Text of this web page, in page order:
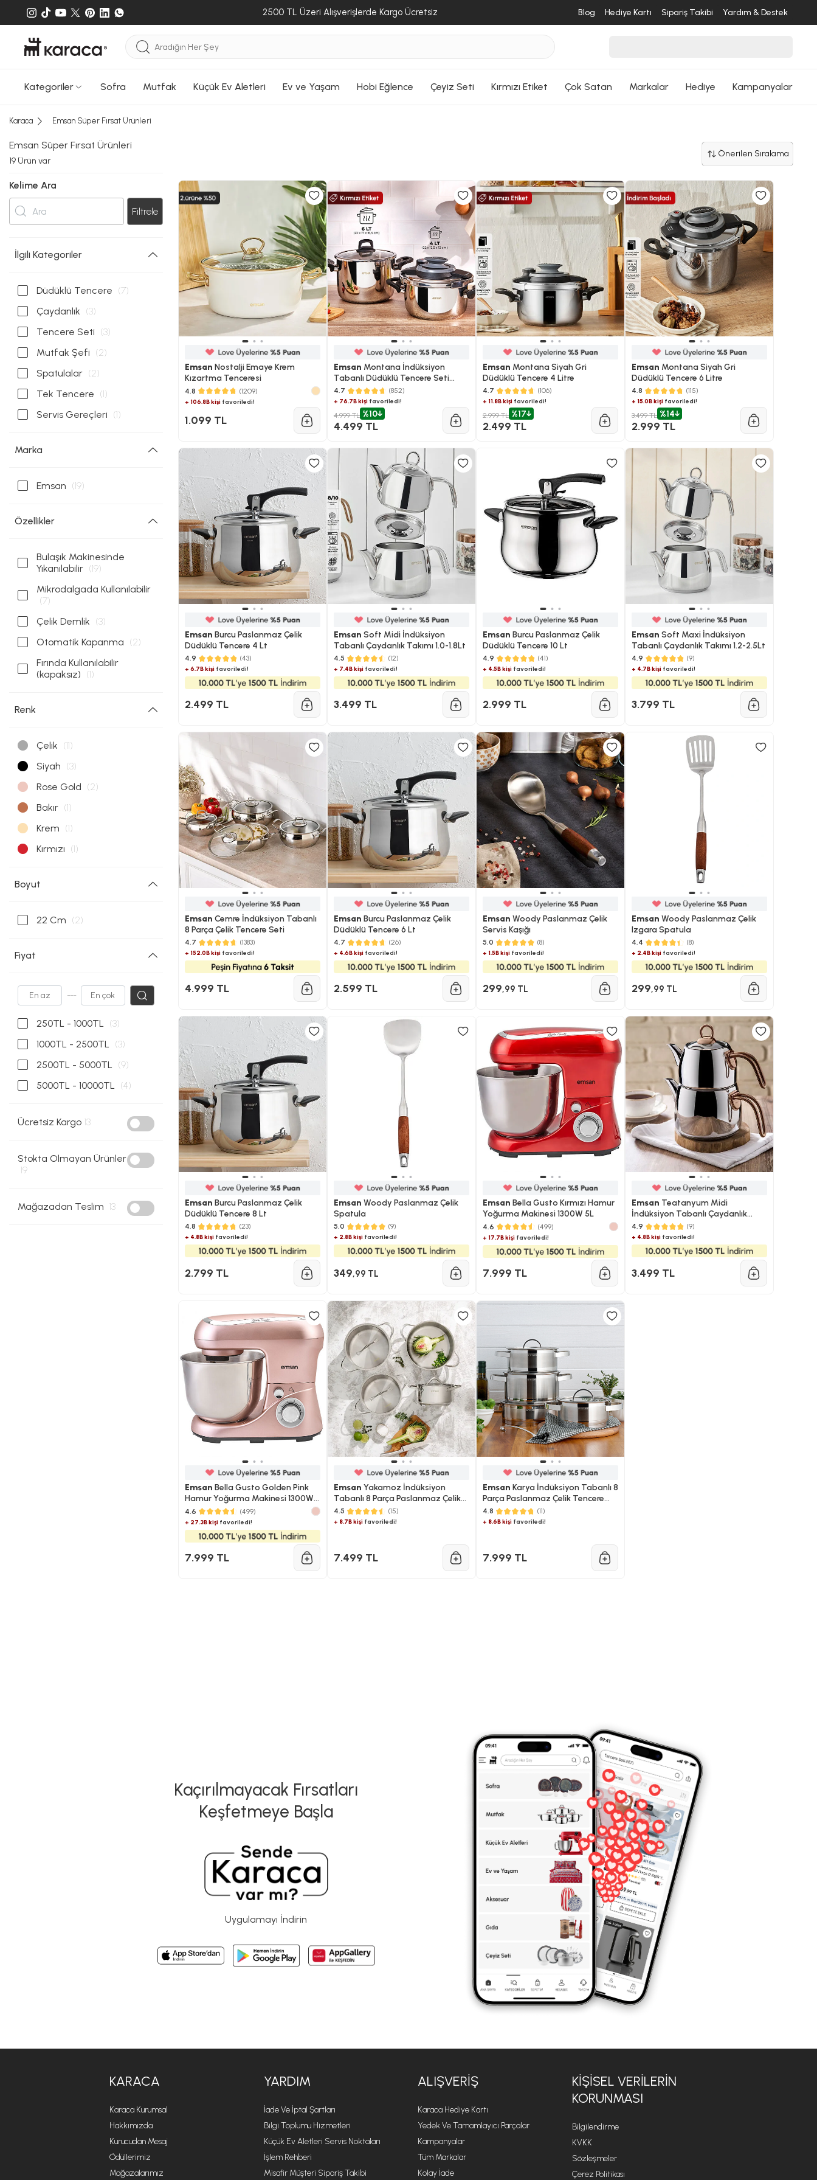
2500 TL Üzeri Alışverişlerde Kargo Ücretsiz Blog Hediye Kartı Sipariş Takibi Yardım & Destek
Kategoriler Sofra Mutfak Küçük Ev Aletleri Ev ve Yaşam Hobi Eğlence Çeyiz Seti Kırmızı Etiket Çok Satan Markalar Hediye Kampanyalar
Karaca Emsan Süper Fırsat Ürünleri
Emsan Süper Fırsat Ürünleri
19 Ürün var
Kelime Ara
Filtrele
İlgili Kategoriler
Düdüklü Tencere (7)
Çaydanlık (3)
Tencere Seti (3)
Mutfak Şefi (2)
Spatulalar (2)
Tek Tencere (1)
Servis Gereçleri (1)
Marka
Emsan (19)
Özellikler
Bulaşık Makinesinde
Yıkanılabilir (19)
Mikrodalgada Kullanılabilir
(7)
Çelik Demlik (3)
Otomatik Kapanma (2)
Fırında Kullanılabilir
(kapaksız) (1)
Renk
Çelik (11)
Siyah (3)
Rose Gold (2)
Bakır (1)
Krem (1)
Kırmızı (1)
Boyut
22 Cm (2)
Fiyat
---
250TL - 1000TL (3)
1000TL - 2500TL (3)
2500TL - 5000TL (9)
5000TL - 10000TL (4)
Ücretsiz Kargo 13
Stokta Olmayan Ürünler
19
Mağazadan Teslim 13
Önerilen Sıralama
Emsan Nostalji Emaye Krem
Kızartma Tenceresi
4.8 (1209)
+ 106.8B kişifavoriledi!
1.099 TL
Emsan Montana İndüksiyon
Tabanlı Düdüklü Tencere Seti
Siyah Gri 4+6 Litre
4.7 (852)
+ 76.7B kişifavoriledi!
4.999 TL %10
4.499 TL
Emsan Montana Siyah Gri
Düdüklü Tencere 4 Litre
4.7 (106)
+ 11.8B kişifavoriledi!
2.999 TL %17
2.499 TL
Emsan Montana Siyah Gri
Düdüklü Tencere 6 Litre
4.8 (115)
+ 15.0B kişi favoriledi!
3.499 TL %14
2.999 TL
Emsan Burcu Paslanmaz Çelik
Düdüklü Tencere 4 Lt
4.9 (43)
+ 6.7B kişifavoriledi!
2.499 TL
Emsan Soft Midi İndüksiyon
Tabanlı Çaydanlık Takımı 1.0-1.8Lt
4.5 (12)
+ 7.4B kişifavoriledi!
3.499 TL
Emsan Burcu Paslanmaz Çelik
Düdüklü Tencere 10 Lt
4.9 (41)
+ 4.5B kişifavoriledi!
2.999 TL
Emsan Soft Maxi İndüksiyon
Tabanlı Çaydanlık Takımı 1.2-2.5Lt
4.9 (9)
+ 4.7B kişi favoriledi!
3.799 TL
Emsan Cemre İndüksiyon Tabanlı
8 Parça Çelik Tencere Seti
4.7 (1383)
+ 152.0B kişifavoriledi!
4.999 TL
Emsan Burcu Paslanmaz Çelik
Düdüklü Tencere​ 6 Lt
4.7 (26)
+ 4.6B kişifavoriledi!
2.599 TL
Emsan Woody Paslanmaz Çelik
Servis Kaşığı
5.0 (8)
+ 1.5B kişifavoriledi!
299,99 TL
Emsan Woody Paslanmaz Çelik
Izgara Spatula
4.4 (8)
+ 2.4B kişi favoriledi!
299,99 TL
Emsan Burcu Paslanmaz Çelik
Düdüklü Tencere 8 Lt
4.8 (23)
+ 4.8B kişifavoriledi!
2.799 TL
Emsan Woody Paslanmaz Çelik
Spatula
5.0 (9)
+ 2.8B kişifavoriledi!
349,99 TL
Emsan Bella Gusto Kırmızı Hamur
Yoğurma Makinesi 1300W 5L
4.6 (499)
+ 17.7B kişifavoriledi!
7.999 TL
Emsan Teatanyum Midi
İndüksiyon Tabanlı Çaydanlık
Takımı
4.9 (9)
+ 4.8B kişi favoriledi!
3.499 TL
Emsan Bella Gusto Golden Pink
Hamur Yoğurma Makinesi 1300W
5L
4.6 (499)
+ 27.3B kişifavoriledi!
7.999 TL
Emsan Yakamoz İndüksiyon
Tabanlı 8 Parça Paslanmaz Çelik
Tencere Seti
4.5 (15)
+ 8.7B kişifavoriledi!
7.499 TL
Emsan Karya İndüksiyon Tabanlı 8
Parça Paslanmaz Çelik Tencere
Seti
4.8 (11)
+ 8.6B kişifavoriledi!
7.999 TL
Kaçırılmayacak Fırsatları
Keşfetmeye Başla
Uygulamayı İndirin
KARACA
Karaca Kurumsal
Hakkımızda
Kurucudan Mesaj
Ödüllerimiz
Mağazalarımız
YARDIM
İade Ve İptal Şartları
Bilgi Toplumu Hizmetleri
Küçük Ev Aletleri Servis Noktaları
İşlem Rehberi
Misafir Müşteri Sipariş Takibi
ALIŞVERIŞ
Karaca Hediye Kartı
Yedek Ve Tamamlayıcı Parçalar
Kampanyalar
Tüm Markalar
Kolay İade
KIŞISEL VERILERIN
KORUNMASI
Bilgilendirme
KVKK
Sözleşmeler
Çerez Politikası